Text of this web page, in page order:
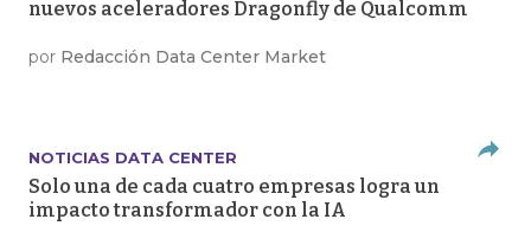
nuevos aceleradores Dragonfly de Qualcomm
por Redacción Data Center Market
NOTICIAS DATA CENTER
Solo una de cada cuatro empresas logra un
impacto transformador con la IA